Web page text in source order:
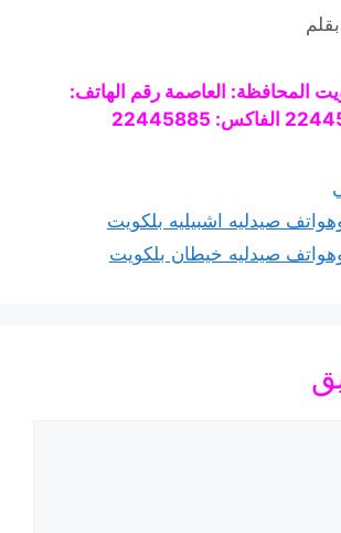
بقلم
المحافظة: العاصمة رقم الهاتف:
22445885
صيدليه اشبيليه بلكويت
صيدليه خيطان بلكويت